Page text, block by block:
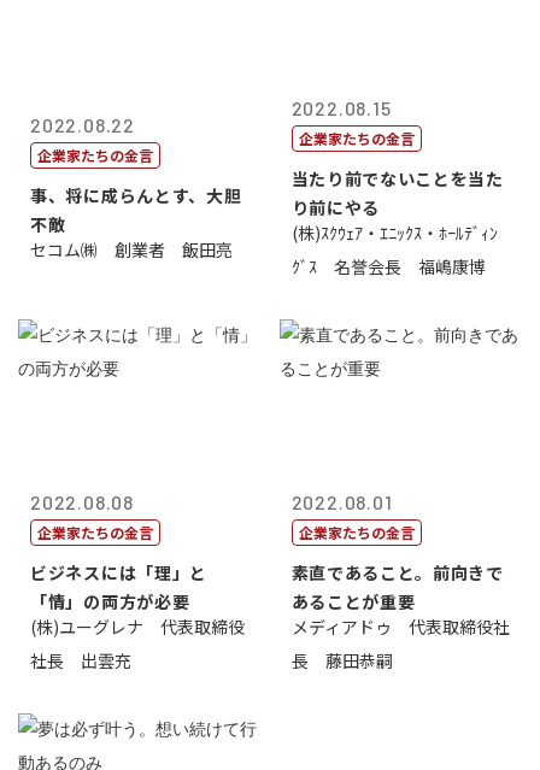
2022.08.22
企業家たちの金言
事、将に成らんとす、大胆
不敵
セコム㈱ 創業者 飯田亮
2022.08.15
企業家たちの金言
当たり前でないことを当た
り前にやる
(株)ｽｸｳｪｱ・ｴﾆｯｸｽ・ﾎｰﾙﾃﾞｨﾝ
ｸﾞｽ 名誉会長 福嶋康博
2022.08.08
企業家たちの金言
ビジネスには「理」と
「情」の両方が必要
(株)ユーグレナ 代表取締役
社長 出雲充
2022.08.01
企業家たちの金言
素直であること。前向きで
あることが重要
メディアドゥ 代表取締役社
長 藤田恭嗣